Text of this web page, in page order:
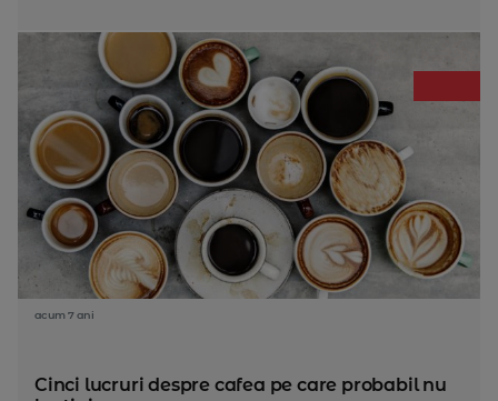
acum 7 ani
Cinci lucruri despre cafea pe care probabil nu